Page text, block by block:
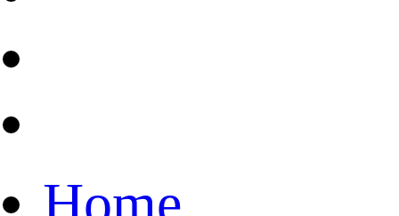
Home